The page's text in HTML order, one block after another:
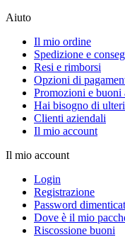
Aiuto
Il mio ordine
Spedizione e
Resi e rimborsi
Opzioni di
Promozioni e buoni
Hai bisogno di
Clienti aziendali
Il mio account
Il mio account
Login
Registrazione
Password
Dove è il mio
Riscossione buoni